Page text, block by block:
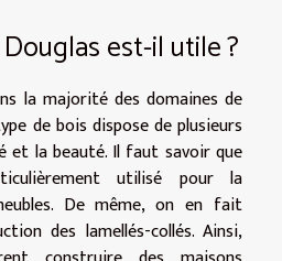
est-il utile ?
la majorité des domaines de
de bois dispose de plusieurs
et la beauté. Il faut savoir que
utilisé pour la
De même, on en fait
des lamellés-collés. Ainsi,